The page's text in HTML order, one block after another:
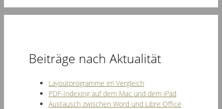
Beiträge nach Aktualität
Layoutprogramme im Vergleich
PDF-Indexing auf dem Mac und dem iPad
Austausch zwischen Word und Libre Office